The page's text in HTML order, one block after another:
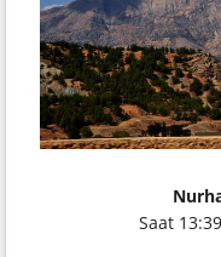
Saat